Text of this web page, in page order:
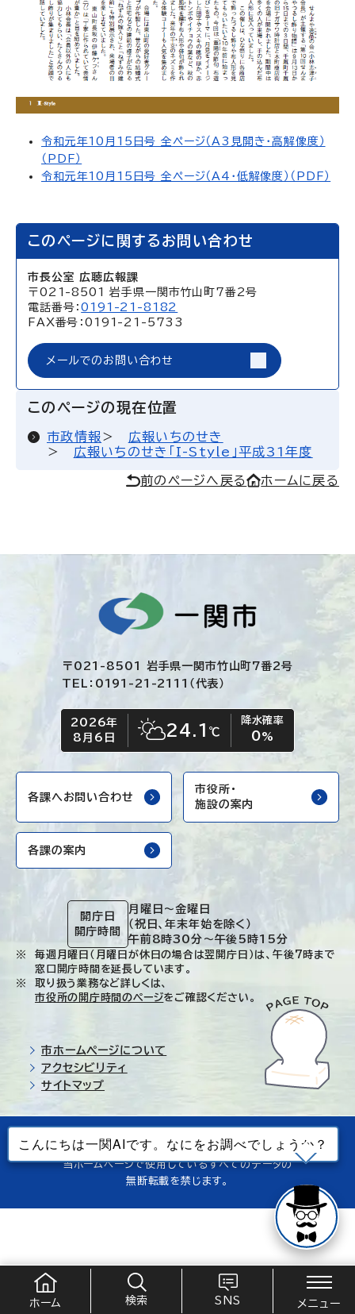
ホーム 検索 SNS メニュー
令和元年10月15日号 全ページ（A3見開き・高解像度）
（PDF）
令和元年10月15日号 全ページ（A4・低解像度）（PDF）
このページに関するお問い合わせ
市長公室 広聴広報課
〒021-8501 岩手県一関市竹山町7番2号
電話番号：0191-21-8182
FAX番号：0191-21-5733
メールでのお問い合わせ
このページの現在位置
市政情報
広報いちのせき
広報いちのせき「I-Style」平成31年度
前のページへ戻る ホームに戻る
〒021-8501 岩手県一関市竹山町7番2号
TEL：0191-21-2111（代表）
今日の日付
2026年
8月6日
今日の天気
晴れ時々くもり
24.1℃
降水確率
0%
各課へお問い合わせ
市役所・
施設の案内
各課の案内
開庁日
開庁時間
月曜日～金曜日
（祝日、年末年始を除く）
午前8時30分～午後5時15分
毎週月曜日（月曜日が休日の場合は翌開庁日）は、午後7時まで
窓口開庁時間を延長しています。
取り扱う業務など詳しくは、
市役所の開庁時間のページをご確認ください。
市ホームページについて
アクセシビリティ
サイトマップ
© Ichinoseki-city. All rights reserved.
当ホームページで使用しているすべてのデータの
無断転載を禁じます。